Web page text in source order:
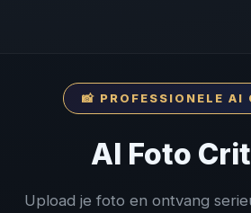
📸 PROFESSIONELE AI
AI Foto
Upload je foto en ontvang